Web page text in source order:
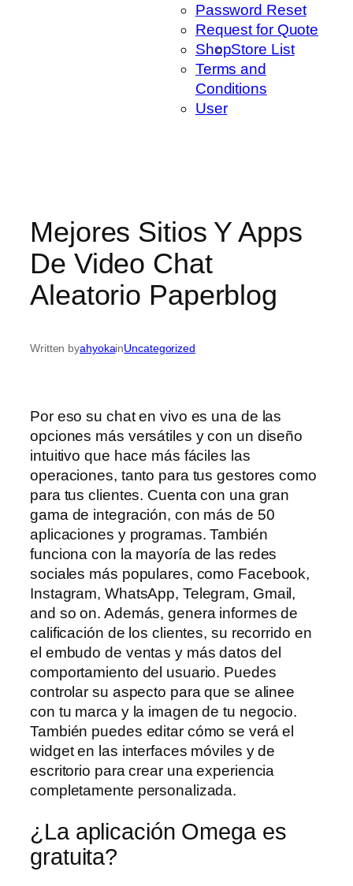
Password Reset
Request for Quote
ShopStore List
Terms and
Conditions
User
Mejores Sitios Y Apps
De Video Chat
Aleatorio Paperblog
Written byahyokainUncategorized
Por eso su chat en vivo es una de las
opciones más versátiles y con un diseño
intuitivo que hace más fáciles las
operaciones, tanto para tus gestores como
para tus clientes. Cuenta con una gran
gama de integración, con más de 50
aplicaciones y programas. También
funciona con la mayoría de las redes
sociales más populares, como Facebook,
Instagram, WhatsApp, Telegram, Gmail,
and so on. Además, genera informes de
calificación de los clientes, su recorrido en
el embudo de ventas y más datos del
comportamiento del usuario. Puedes
controlar su aspecto para que se alinee
con tu marca y la imagen de tu negocio.
También puedes editar cómo se verá el
widget en las interfaces móviles y de
escritorio para crear una experiencia
completamente personalizada.
¿La aplicación Omega es
gratuita?